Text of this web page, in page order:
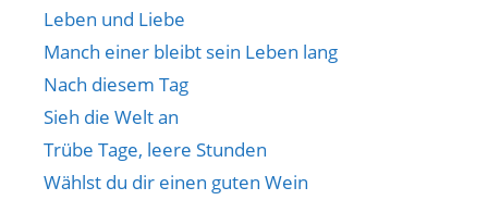
Leben und Liebe
Manch einer bleibt sein Leben lang
Nach diesem Tag
Sieh die Welt an
Trübe Tage, leere Stunden
Wählst du dir einen guten Wein